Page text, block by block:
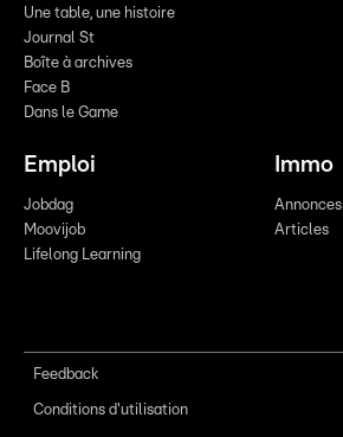
Une table, une histoire
Journal St
Boîte à archives
Face B
Dans le Game
Emploi
Jobdag
Moovijob
Lifelong Learning
Immo
Annonces
Articles
Feedback
Conditions d'utilisation